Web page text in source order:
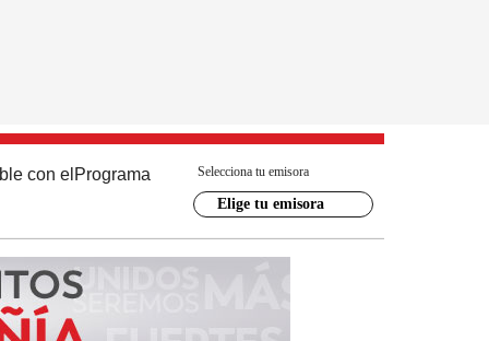
con el Programa Selecciona tu emisora
Elige tu emisora